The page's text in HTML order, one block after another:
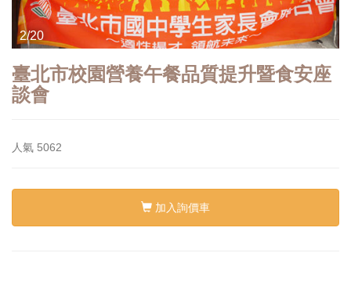
2/20
臺北市校園營養午餐品質提升暨食安座
談會
人氣 5062
加入詢價車